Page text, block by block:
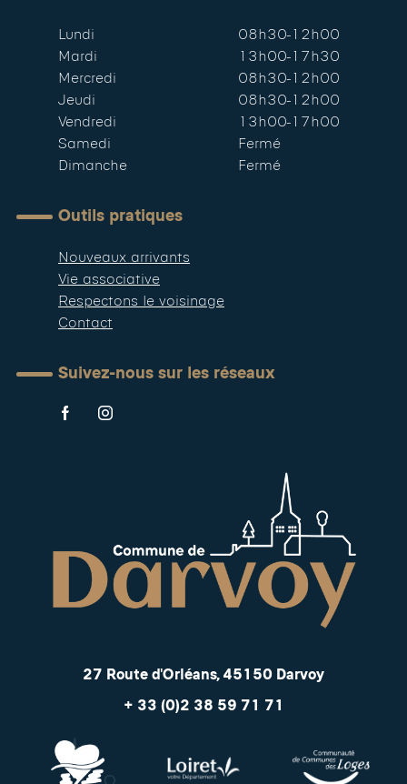
Lundi
08h30-12h00
Mardi
13h00-17h30
Mercredi
08h30-12h00
Jeudi
08h30-12h00
Vendredi
13h00-17h00
Samedi
Fermé
Dimanche
Fermé
Outils pratiques
Nouveaux arrivants
Vie associative
Respectons le voisinage
Contact
Suivez-nous sur les réseaux
27 Route d'Orléans, 45150 Darvoy
+ 33 (0)2 38 59 71 71